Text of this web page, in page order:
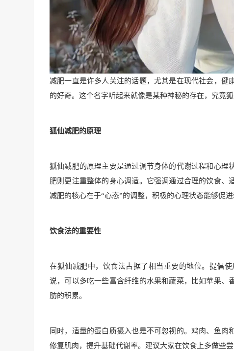
减肥一直是许多人关注的话题，尤其是在现代社会，健
的好奇。这个名字听起来就像是某种神秘的存在，究竟
狐仙减肥的原理
狐仙减肥的原理主要是通过调节身体的代谢过程和心
肥则更注重整体的身心调适。它强调通过合理的饮食
减肥的核心在于“心态”的调整，积极的心理状态能够促
饮食法的重要性
在狐仙减肥中，饮食法占据了相当重要的地位。提倡
说，可以多吃一些富含纤维的水果和蔬菜，比如苹果
肪的积累。
同时，适量的蛋白质摄入也是不可忽视的。鸡肉、鱼
修复肌肉，提升基础代谢率。建议大家在饮食上多做些